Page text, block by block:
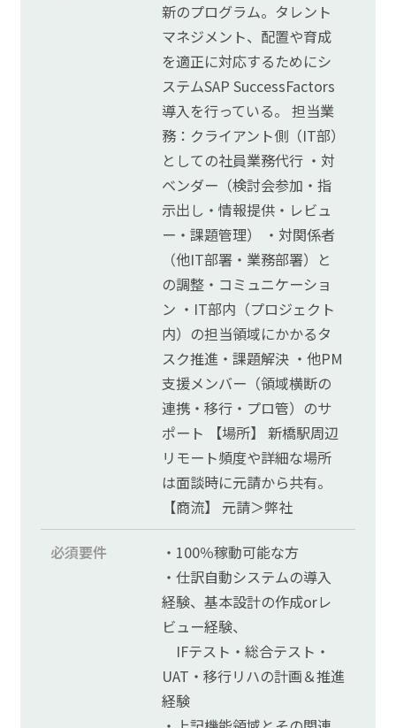
新のプログラム。タレント
マネジメント、配置や育成
を適正に対応するためにシ
ステムSAP SuccessFactors
導入を行っている。 担当業
務：クライアント側（IT部）
としての社員業務代行 ・対
ベンダー（検討会参加・指
示出し・情報提供・レビュ
ー・課題管理） ・対関係者
（他IT部署・業務部署）と
の調整・コミュニケーショ
ン ・IT部内（プロジェクト
内）の担当領域にかかるタ
スク推進・課題解決 ・他PM
支援メンバー（領域横断の
連携・移行・プロ管）のサ
ポート 【場所】 新橋駅周辺
リモート頻度や詳細な場所
は面談時に元請から共有。
【商流】 元請＞弊社
必須要件
・100％稼動可能な方
・仕訳自動システムの導入
経験、基本設計の作成orレ
ビュー経験、
IFテスト・総合テスト・
UAT・移行リハの計画＆推進
経験